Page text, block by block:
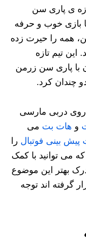
ی پاری سن
بازی خوب و حرفه
همه را حیرت زده
تیم تازه
با پاری سن زرمن
چندان کرد.
روی دربی مارسی
و هات بت می
پیش بینی فوتبال را
می توانید با کمک
بهتر این موضوع
گرفته اند توجه